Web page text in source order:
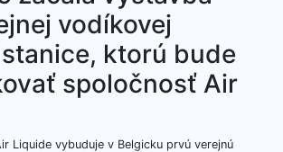
vodíkovej
ktorú bude
spoločnosť Air
Liquide vybuduje v Belgicku prvú verejnú